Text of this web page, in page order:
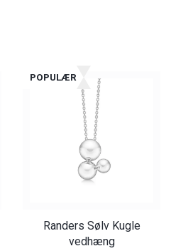
POPULÆR
Randers Sølv Kugle
vedhæng